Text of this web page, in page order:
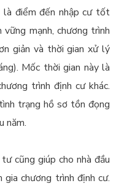
là điểm đến nhập cư tốt
mạnh, chương trình
giản và thời gian xử lý
Mốc thời gian này là
trình định cư khác.
trạng hồ sơ tồn đọng
năm.
cũng giúp cho nhà đầu
chương trình định cư.